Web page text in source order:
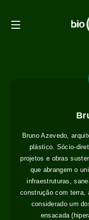
Bruno Azevedo,
plástico. Sócio-
projetos e obras
que abrangem o
infraestruturas,
construção com terra,
considerado um
ensacada